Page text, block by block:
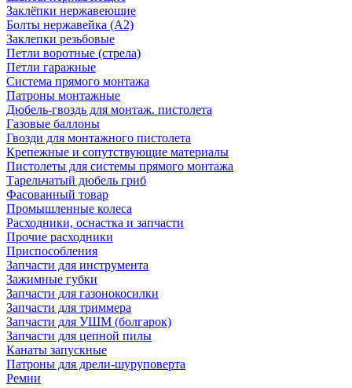
Заклёпки нержавеющие
Болты нержавейка (А2)
Заклепки резьбовые
Петли воротные (стрела)
Петли гаражные
Система прямого монтажа
Патроны монтажные
Дюбель-гвоздь для монтаж. пистолета
Газовые баллоны
Гвозди для монтажного пистолета
Крепежные и сопутствующие материалы
Пистолеты для системы прямого монтажа
Тарельчатый дюбель гриб
Фасованный товар
Промышленные колеса
Расходники, оснастка и запчасти
Прочие расходники
Приспособления
Запчасти для инструмента
Зажимные губки
Запчасти для газонокосилки
Запчасти для триммера
Запчасти для УШМ (болгарок)
Запчасти для цепной пилы
Канаты запускные
Патроны для дрели-шуруповерта
Ремни